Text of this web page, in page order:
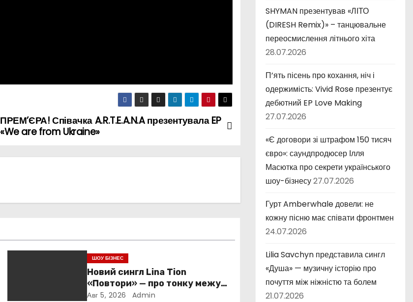
ПРЕМ’ЄРА! Співачка A.R.T.E.A.N.A презентувала EP
«We are from Ukraine»
ШОУ БІЗНЕС
Новий сингл Lina Tion
«Повтори» — про тонку межу
між коханням, залежністю та
Авг 5, 2026 Admin
SHYMAN презентував «ЛІТО
(DIRESH Remix)» – танцювальне
переосмислення літнього хіта
28.07.2026
П’ять пісень про кохання, ніч і
одержимість: Vivid Rose презентує
дебютний EP Love Making
27.07.2026
«Є договори зі штрафом 150 тисяч
євро»: саундпродюсер Ілля
Масютка про секрети українського
шоу-бізнесу27.07.2026
Гурт Amberwhale довели: не
кожну пісню має співати фронтмен
24.07.2026
Lilia Savchyn представила сингл
«Душа» — музичну історію про
почуття між ніжністю та болем
21.07.2026